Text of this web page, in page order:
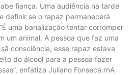
fiança. Uma audiência na tarde
definir se o rapaz permanecerá
uma banalização tentar corromper
um animal. A pessoa que faz uma
consciência, esse rapaz estava
do álcool para a pessoa fazer
enfatiza Juliano Fonseca.rnA